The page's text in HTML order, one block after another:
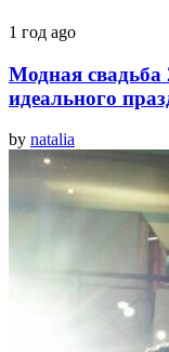
1 год ago
Модная свадьба
идеального
by natalia